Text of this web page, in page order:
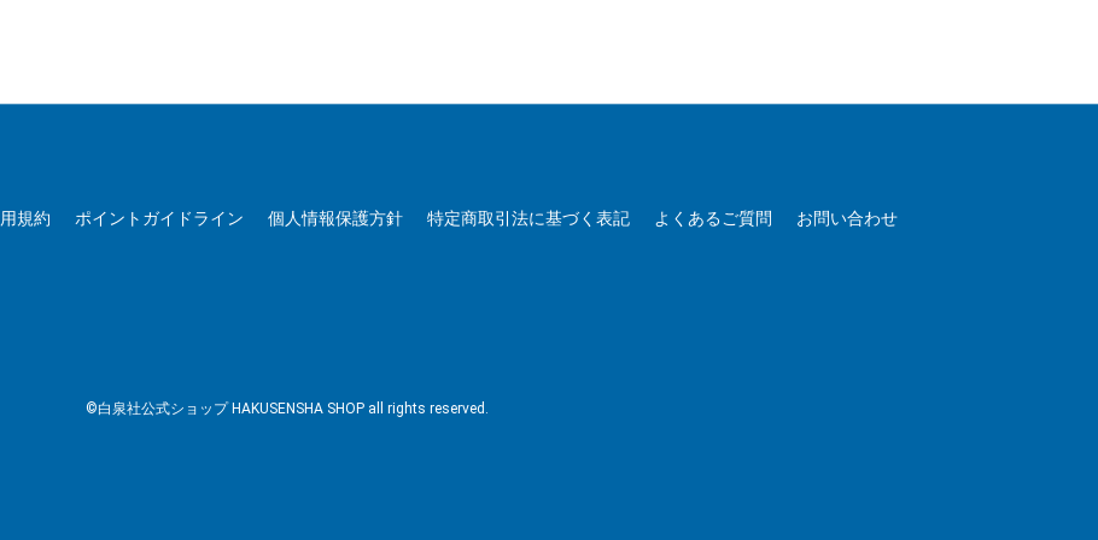
規約 ポイントガイドライン 個人情報保護方針 特定商取引法に基づく表記 よくあるご質問 お問い合わせ
©白泉社公式ショップ HAKUSENSHA SHOP all rights reserved.